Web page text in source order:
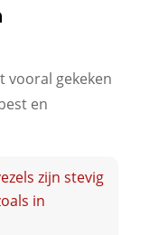
vooral gekeken
en
zijn stevig
in